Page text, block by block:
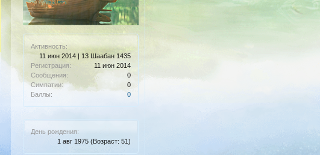
Активность:
11 июн 2014 | 13 Шаабан 1435
Регистрация:
11 июн 2014
Сообщения:
0
Симпатии:
0
Баллы:
0
День рождения:
1 авг 1975 (Возраст: 51)